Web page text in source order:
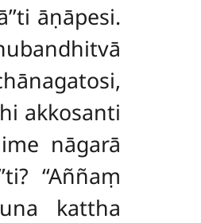
āṇāpesi.
akkosanti
nāgarā
‘‘Aññaṃ
kattha